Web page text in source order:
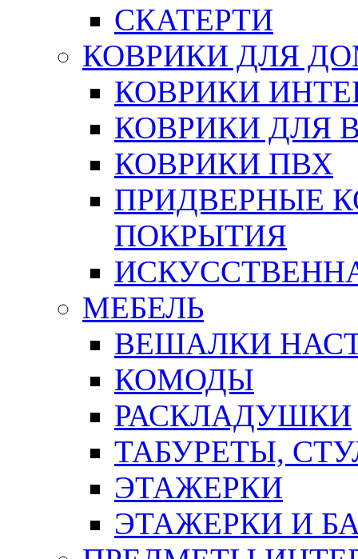
СКАТЕРТИ
КОВРИКИ ДЛЯ
КОВРИКИ
КОВРИКИ ДЛЯ
КОВРИКИ ПВХ
ПРИДВЕРНЫЕ
ПОКРЫТИЯ
МЕБЕЛЬ
ВЕШАЛКИ
КОМОДЫ
РАСКЛАДУШКИ
ТАБУРЕТЫ,
ЭТАЖЕРКИ
ЭТАЖЕРКИ И